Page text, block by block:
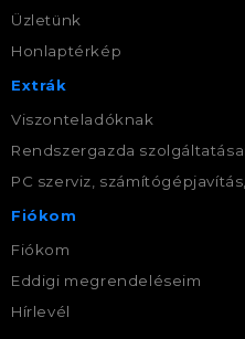
Üzletünk
Honlaptérkép
Extrák
Viszonteladóknak
Rendszergazda
PC szerviz,
Fiókom
Fiókom
Eddigi megrendeléseim
Hírlevél